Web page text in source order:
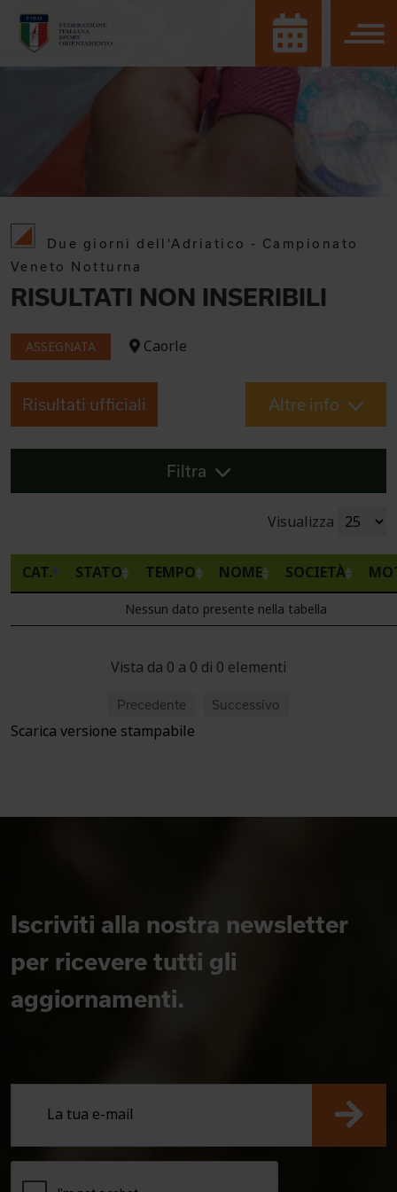
Due giorni dell'Adriatico - Campionato
Veneto Notturna
RISULTATI NON INSERIBILI
ASSEGNATA Caorle
Risultati ufficiali Altre info
Filtra
Visualizza
CAT. STATO TEMPO NOME SOCIETÀ
Nessun dato presente nella tabella
Vista da 0 a 0 di 0 elementi
Precedente Successivo
Scarica versione stampabile
Iscriviti alla nostra newsletter
per ricevere tutti gli
aggiornamenti.